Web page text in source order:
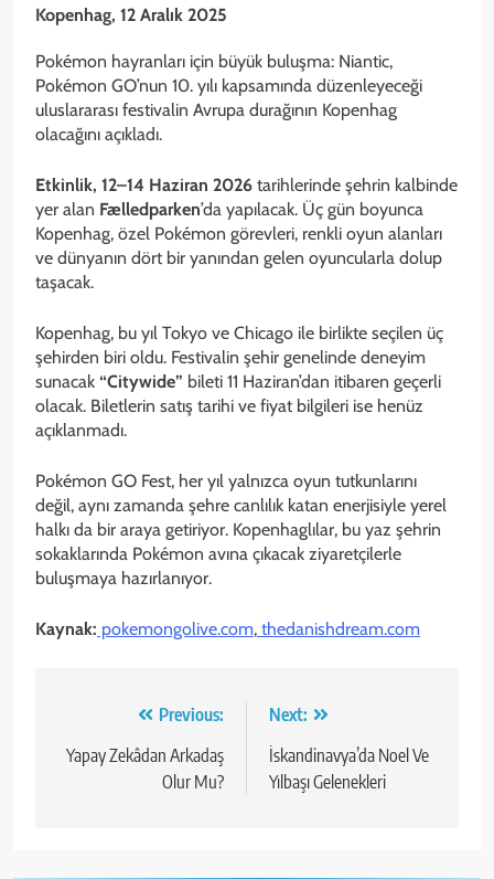
Kopenhag, 12 Aralık 2025
Pokémon hayranları için büyük buluşma: Niantic,
Pokémon GO’nun 10. yılı kapsamında düzenleyeceği
uluslararası festivalin Avrupa durağının Kopenhag
olacağını açıkladı.
Etkinlik, 12–14 Haziran 2026 tarihlerinde şehrin kalbinde
yer alan Fælledparken’da yapılacak. Üç gün boyunca
Kopenhag, özel Pokémon görevleri, renkli oyun alanları
ve dünyanın dört bir yanından gelen oyuncularla dolup
taşacak.
Kopenhag, bu yıl Tokyo ve Chicago ile birlikte seçilen üç
şehirden biri oldu. Festivalin şehir genelinde deneyim
sunacak “Citywide” bileti 11 Haziran’dan itibaren geçerli
olacak. Biletlerin satış tarihi ve fiyat bilgileri ise henüz
açıklanmadı.
Pokémon GO Fest, her yıl yalnızca oyun tutkunlarını
değil, aynı zamanda şehre canlılık katan enerjisiyle yerel
halkı da bir araya getiriyor. Kopenhaglılar, bu yaz şehrin
sokaklarında Pokémon avına çıkacak ziyaretçilerle
buluşmaya hazırlanıyor.
Kaynak: pokemongolive.com, thedanishdream.com
gezinmesi
Previous:
Yapay Zekâdan Arkadaş
Olur Mu?
Next:
İskandinavya’da Noel Ve
Yılbaşı Gelenekleri